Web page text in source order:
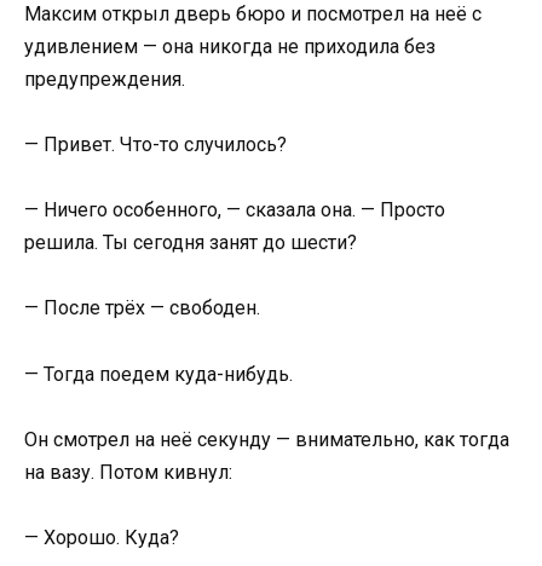
Максим открыл дверь бюро и посмотрел на неё с
удивлением — она никогда не приходила без
предупреждения.
— Привет. Что-то случилось?
— Ничего особенного, — сказала она. — Просто
решила. Ты сегодня занят до шести?
— После трёх — свободен.
— Тогда поедем куда-нибудь.
Он смотрел на неё секунду — внимательно, как тогда
на вазу. Потом кивнул:
— Хорошо. Куда?